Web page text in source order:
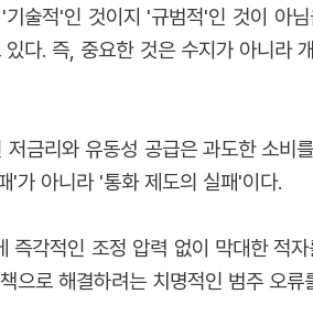
술적'인 것이지 '규범적'인 것이 아
다. 즉, 중요한 것은 수지가 아니라
금리와 유동성 공급은 과도한 소비
'가 아니라 '통화 제도의 실패'이다.
각적인 조정 압력 없이 막대한 적
으로 해결하려는 치명적인 범주 오류